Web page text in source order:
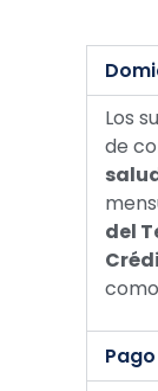
Los
de
del